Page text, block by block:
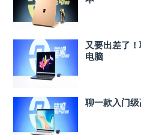
又要出差了
电脑
聊一款入门